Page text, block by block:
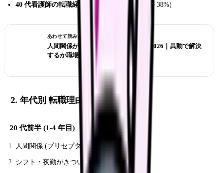
40 代看護師の転職経験率 : 約 88% (3 回以上が 38%)
あわせて読みたい
人間関係がつらい看護師の転職判断 2026｜異動で解決
するか職場を変えるか
2. 年代別 転職理由 TOP3
20 代前半 (1-4 年目)
人間関係 (プリセプター/先輩との摩擦)
シフト・夜勤がきつい